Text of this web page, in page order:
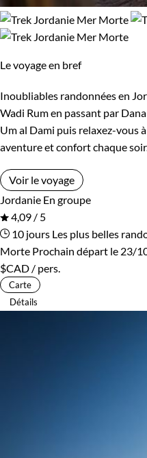
Le voyage en bref
Inoubliables randonnées en
Wadi Rum en passant par
Um al Dami puis relaxez-vous
aventure et confort chaque soir.
Voir le voyage
Jordanie En groupe
4,09 / 5
10 jours Les plus belles
Morte Prochain départ le 23/
$CAD / pers.
Carte
Détails